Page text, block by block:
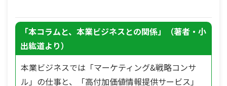
「本コラムと、本業ビジネスとの関係」（著者・小
出紘道より）
本業ビジネスでは「マーケティング&戦略コンサ
ル」の仕事と、「高付加価値情報提供サービス」